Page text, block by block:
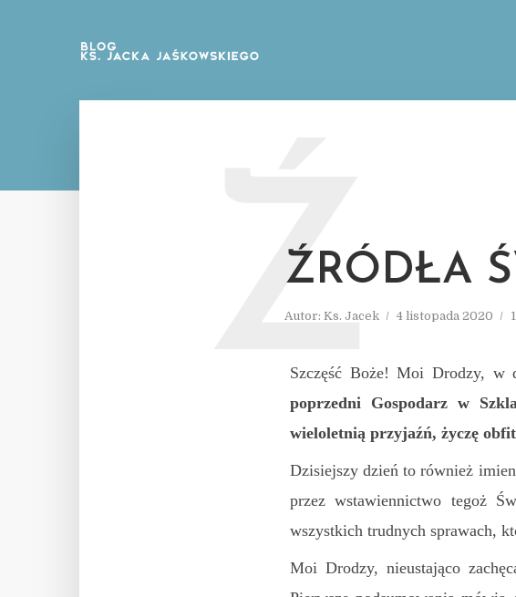
ŹRÓDŁA
Autor: Ks. Jacek 4 listopada 2020
Ź
Szczęść Boże! Moi Drodzy, w
poprzedni Gospodarz w
wieloletnią przyjaźń, życzę
Dzisiejszy dzień to również
przez wstawiennictwo tegoż
wszystkich trudnych sprawach,
Moi Drodzy, nieustająco